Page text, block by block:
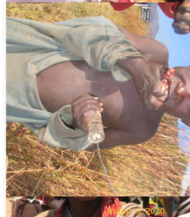
május 3, 2020